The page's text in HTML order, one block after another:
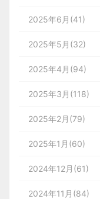
2025年6月(41)
2025年5月(32)
2025年4月(94)
2025年3月(118)
2025年2月(79)
2025年1月(60)
2024年12月(61)
2024年11月(84)